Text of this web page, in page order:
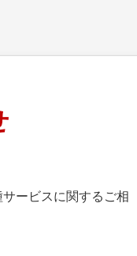
ービスに関するご相